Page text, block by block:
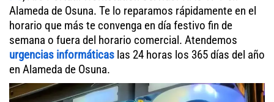
Alameda de Osuna. Te lo reparamos rápidamente en el
horario que más te convenga en día festivo fin de
semana o fuera del horario comercial. Atendemos
urgencias informáticas las 24 horas los 365 días del año
en Alameda de Osuna.